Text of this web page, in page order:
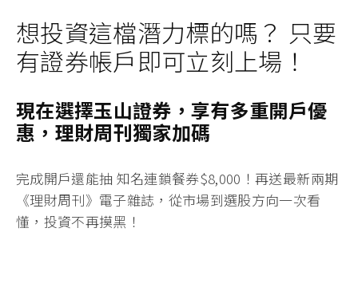
想投資這檔潛力標的嗎？ 只要
有證券帳戶即可立刻上場！
現在選擇玉山證券，享有多重開戶優
惠，理財周刊獨家加碼
完成開戶還能抽 知名連鎖餐券$8,000！再送最新兩期
《理財周刊》電子雜誌 ，從市場到選股方向一次看
懂，投資不再摸黑！